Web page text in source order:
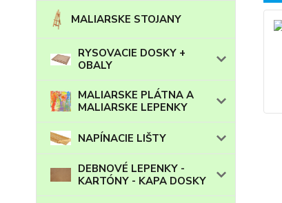
MALIARSKE STOJANY
RYSOVACIE DOSKY +
OBALY
MALIARSKE PLÁTNA A
MALIARSKE LEPENKY
NAPÍNACIE LIŠTY
DEBNOVÉ LEPENKY -
KARTÓNY - KAPA DOSKY